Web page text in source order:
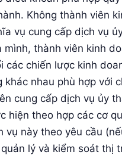
Không thành viên
vụ cung cấp dịch vụ
mình, thành viên kinh
các chiến lược kinh
khác nhau phù hợp với
cung cấp dịch vụ ủy
hiện theo hợp các cơ
vụ này theo yêu cầu
lý và kiểm soát thị